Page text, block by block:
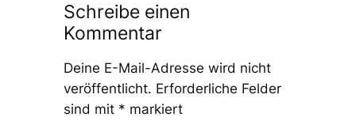
Schreibe einen
Kommentar
Deine E-Mail-Adresse wird nicht
veröffentlicht. Erforderliche Felder
sind mit * markiert